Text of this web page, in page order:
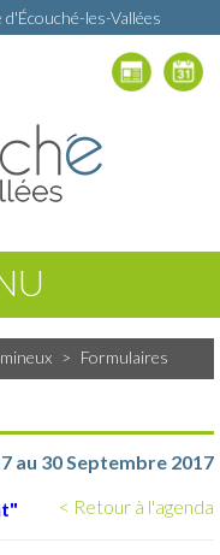
les-Vallées
> Formulaires
au 30 Septembre 2017
< Retour à l'agenda